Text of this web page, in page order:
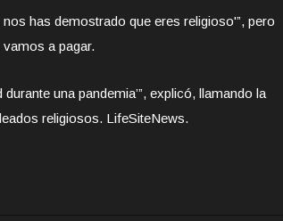
has demostrado que eres religioso'”, pero
vamos a pagar.
una pandemia’”, explicó, llamando la
religiosos. LifeSiteNews.